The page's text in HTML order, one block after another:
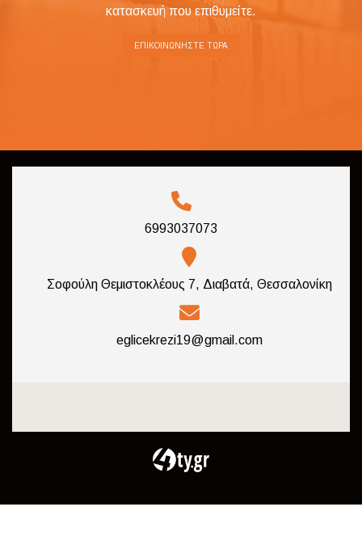
κατασκευή που επιθυμείτε.
EΠΙΚΟΙΝΩΝΉΣΤΕ ΤΏΡΑ
6993037073
Σοφούλη Θεμιστοκλέους 7, Διαβατά, Θεσσαλονίκη
eglicekrezi19@gmail.com